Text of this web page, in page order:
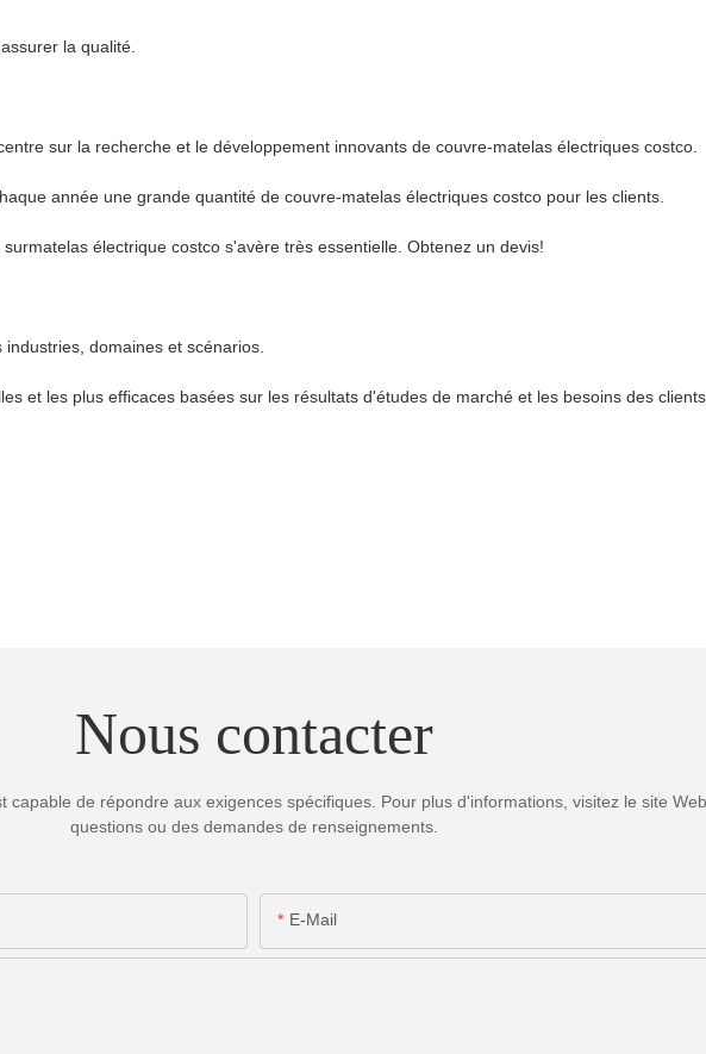
la qualité.
sur la recherche et le développement innovants de couvre-matelas électriques costco.
année une grande quantité de couvre-matelas électriques costco pour les clients.
électrique costco s'avère très essentielle. Obtenez un devis!
domaines et scénarios.
et les plus efficaces basées sur les résultats d'études de marché et les besoins des clients.
Nous contacter
de répondre aux exigences spécifiques. Pour plus d'informations, visitez le site
questions ou des demandes de renseignements.
E-Mail